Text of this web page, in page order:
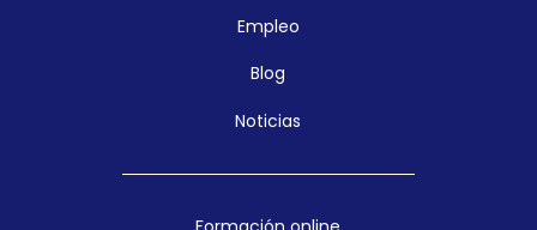
Empleo
Blog
Noticias